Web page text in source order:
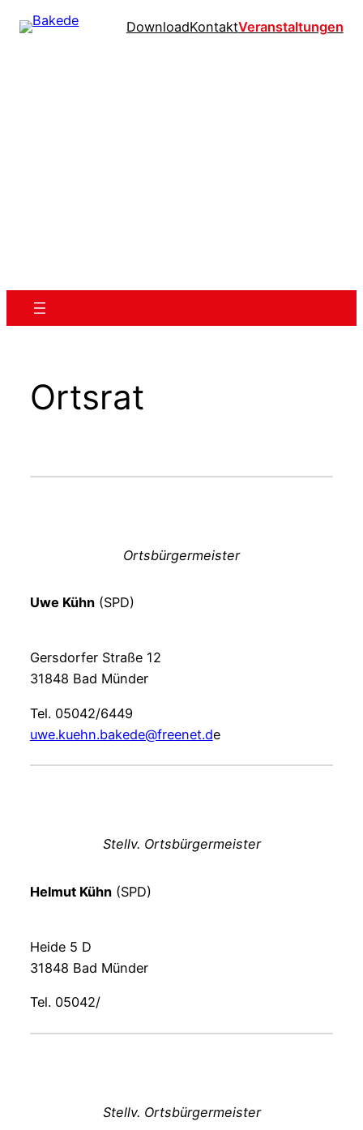
DownloadKontaktVeranstaltungen
Ortsrat
Ortsbürgermeister
Uwe Kühn(SPD)
Gersdorfer Straße 12
31848 Bad Münder
Tel. 05042/6449
uwe.kuehn.bakede@freenet.de
Stellv. Ortsbürgermeister
Helmut Kühn(SPD)
Heide 5 D
31848 Bad Münder
Tel. 05042/
Stellv. Ortsbürgermeister